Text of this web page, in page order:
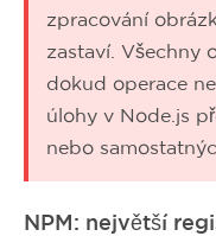
zpracování
zastaví. Všechny
dokud operace
úlohy v Node.js
nebo
NPM: největší